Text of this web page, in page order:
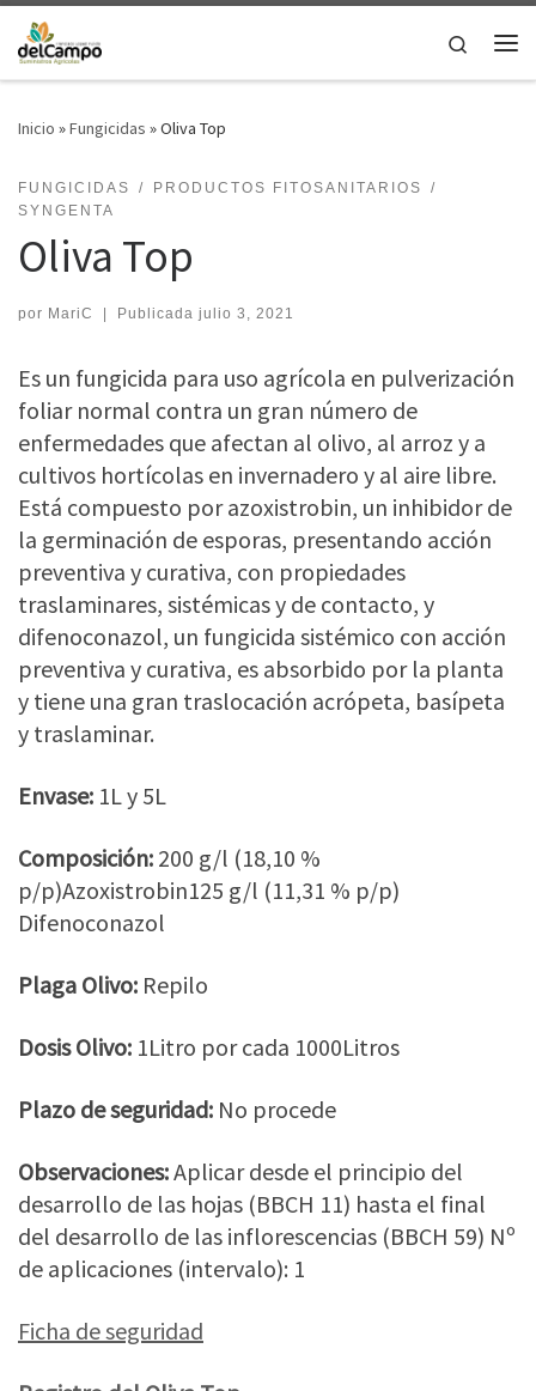
Saltar al contenido
Search
Inicio »Fungicidas »Oliva Top
FUNGICIDAS
PRODUCTOS FITOSANITARIOS
SYNGENTA
Oliva Top
por MariC Publicada julio 3, 2021
Es un fungicida para uso agrícola en pulverización
foliar normal contra un gran número de
enfermedades que afectan al olivo, al arroz y a
cultivos hortícolas en invernadero y al aire libre.
Está compuesto por azoxistrobin, un inhibidor de
la germinación de esporas, presentando acción
preventiva y curativa, con propiedades
traslaminares, sistémicas y de contacto, y
difenoconazol, un fungicida sistémico con acción
preventiva y curativa, es absorbido por la planta
y tiene una gran traslocación acrópeta, basípeta
y traslaminar.
Envase: 1L y 5L
Composición: 200 g/l (18,10 %
p/p)Azoxistrobin125 g/l (11,31 % p/p)
Difenoconazol
Plaga Olivo: Repilo
Dosis Olivo: 1Litro por cada 1000Litros
Plazo de seguridad: No procede
Observaciones:Aplicar desde el principio del
desarrollo de las hojas (BBCH 11) hasta el final
del desarrollo de las inflorescencias (BBCH 59) Nº
de aplicaciones (intervalo): 1
Ficha de seguridad